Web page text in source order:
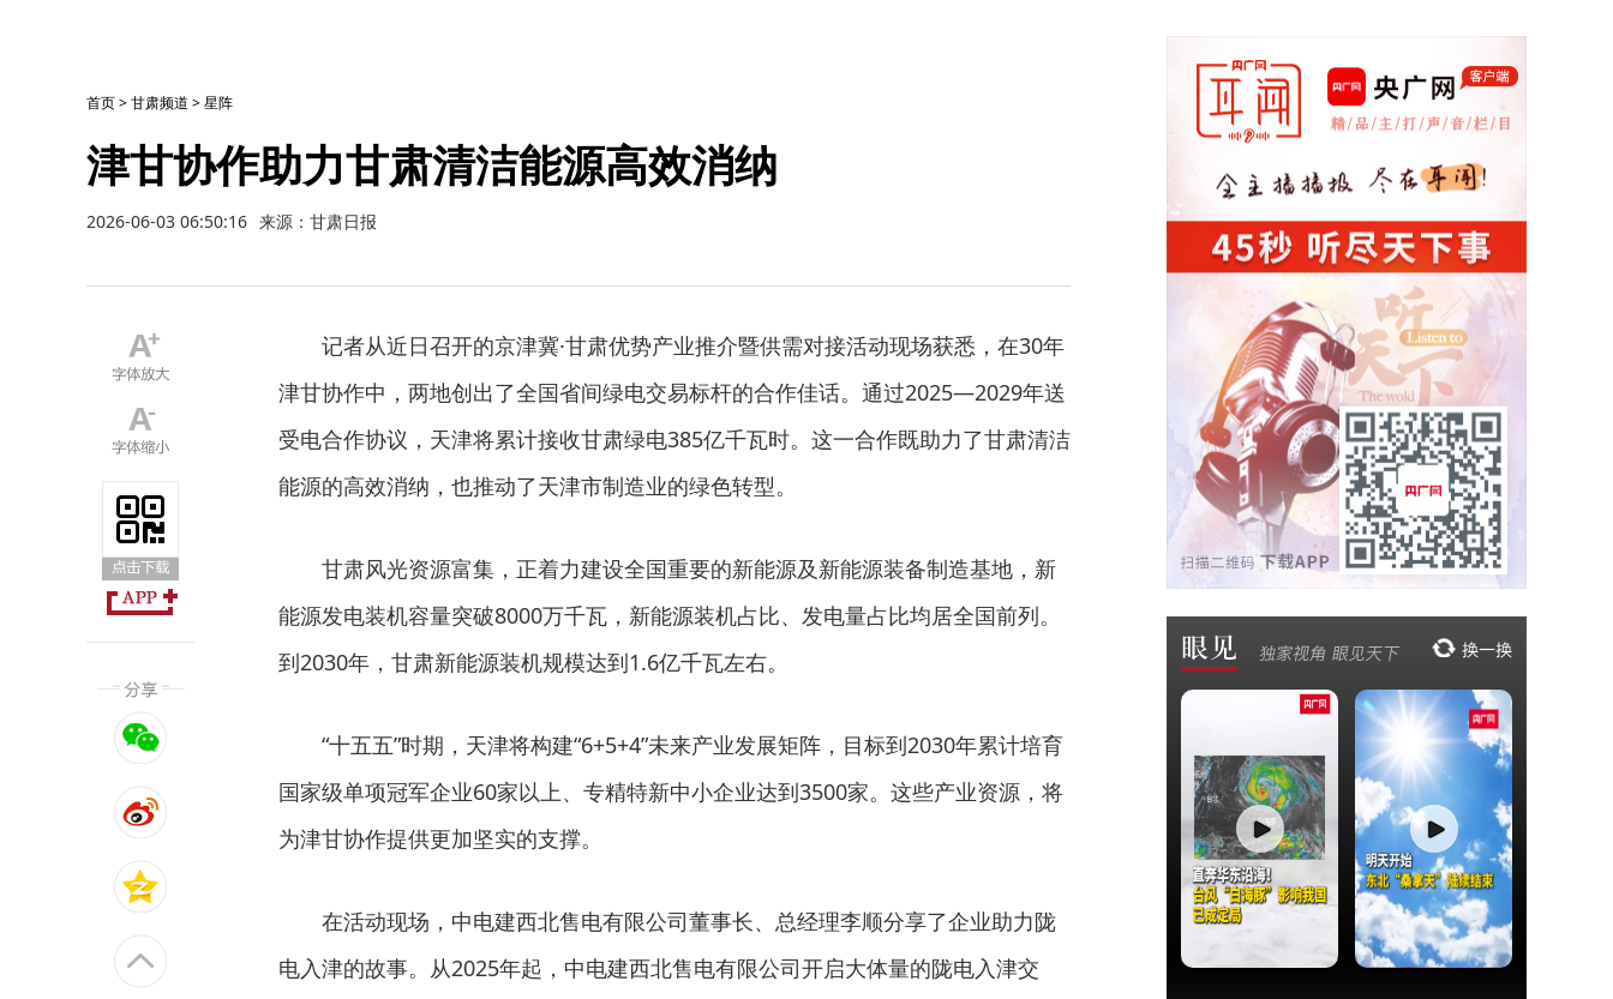
首页>甘肃频道 >星阵
津甘协作助力甘肃清洁能源高效消纳
2026-06-03 06:50:16 来源：甘肃日报
记者从近日召开的京津冀·甘肃优势产业推介暨供需对接活动现场获悉，在30年
津甘协作中，两地创出了全国省间绿电交易标杆的合作佳话。通过2025—2029年送
受电合作协议，天津将累计接收甘肃绿电385亿千瓦时。这一合作既助力了甘肃清洁
能源的高效消纳，也推动了天津市制造业的绿色转型。
甘肃风光资源富集，正着力建设全国重要的新能源及新能源装备制造基地，新
能源发电装机容量突破8000万千瓦，新能源装机占比、发电量占比均居全国前列。
到2030年，甘肃新能源装机规模达到1.6亿千瓦左右。
“十五五”时期，天津将构建“6+5+4”未来产业发展矩阵，目标到2030年累计培育
国家级单项冠军企业60家以上、专精特新中小企业达到3500家。这些产业资源，将
为津甘协作提供更加坚实的支撑。
在活动现场，中电建西北售电有限公司董事长、总经理李顺分享了企业助力陇
电入津的故事。从2025年起，中电建西北售电有限公司开启大体量的陇电入津交